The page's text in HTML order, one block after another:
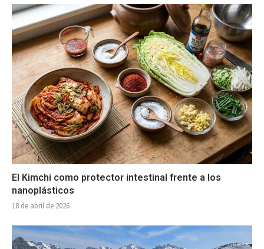
El Kimchi como protector intestinal frente a los
nanoplásticos
18 de abril de 2026